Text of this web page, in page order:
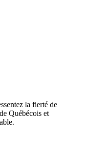
la fierté de
Québécois et